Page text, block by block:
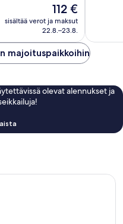
Hinta
112 €
112 €
sisältää verot ja maksut
22.8.–23.8.
majoituspaikkoihin
olevat alennukset ja